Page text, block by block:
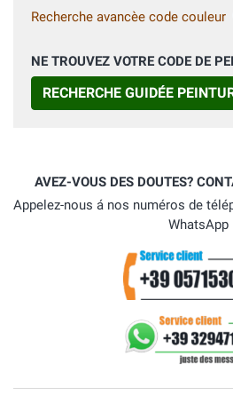
Recherche avancèe code couleur
NE TROUVEZ VOTRE CODE DE
RECHERCHE GUIDÉE
AVEZ-VOUS DES DOUTES?
Appelez-nous á nos numéros de
WhatsApp